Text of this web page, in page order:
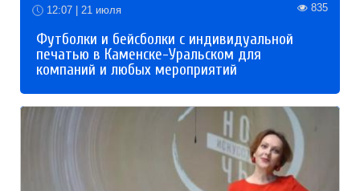
12:07 | 21 июля 835
Футболки и бейсболки с индивидуальной
печатью в Каменске-Уральском для
компаний и любых мероприятий